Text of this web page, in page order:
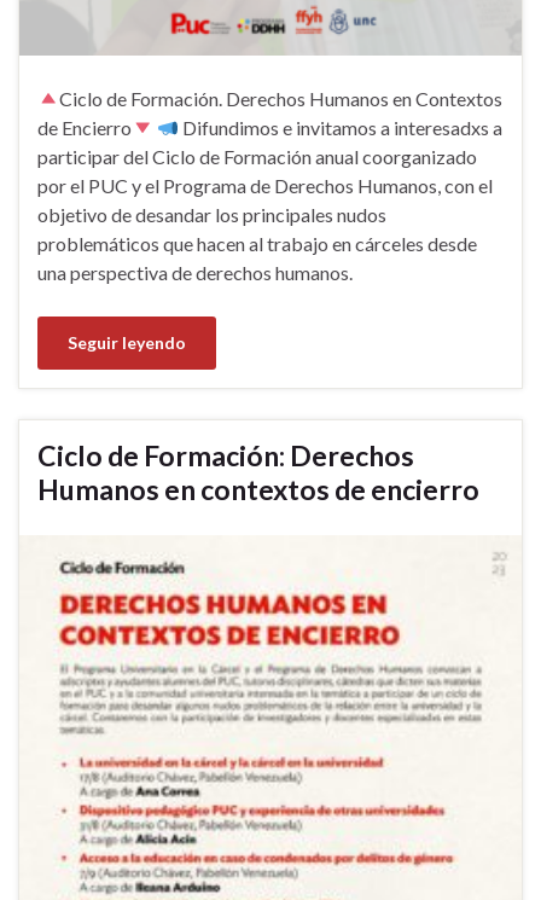
Ciclo de Formación. Derechos Humanos en Contextos
de Encierro
Difundimos e invitamos a interesadxs a
participar del Ciclo de Formación anual coorganizado
por el PUC y el Programa de Derechos Humanos, con el
objetivo de desandar los principales nudos
problemáticos que hacen al trabajo en cárceles desde
una perspectiva de derechos humanos.
Seguir leyendo
Ciclo de Formación: Derechos
Humanos en contextos de encierro